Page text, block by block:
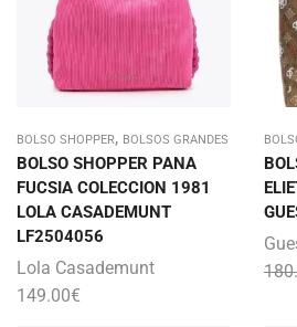
BOLSO SHOPPER, BOLSOS GRANDES
BOLSO SHOPPER PANA
FUCSIA COLECCION 1981
LOLA CASADEMUNT
LF2504056
Lola Casademunt
149.00€